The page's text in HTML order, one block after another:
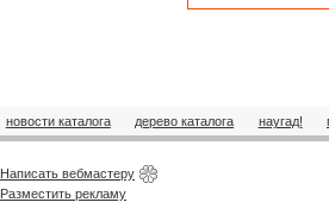
новости каталога дерево каталога наугад!
Написать вебмастеру
Разместить рекламу